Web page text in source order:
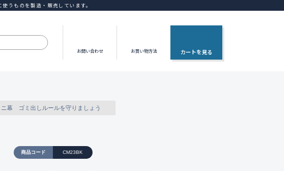
うものを製造・販売しています。
お問い合わせ お買い物方法 カートを見る
幕 ゴミ出しルールを守りましょう
商品コード CM23BK